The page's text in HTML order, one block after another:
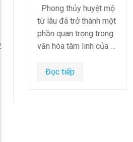
Phong thủy huyệt mộ
từ lâu đã trở thành một
phần quan trọng trong
văn hóa tâm linh của …
Đọc tiếp